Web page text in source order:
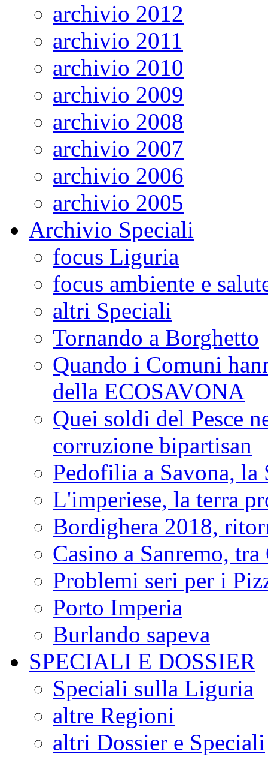
archivio 2012
archivio 2011
archivio 2010
archivio 2009
archivio 2008
archivio 2007
archivio 2006
archivio 2005
Archivio Speciali
focus Liguria
focus ambiente e
altri Speciali
Tornando a Borghetto
Quando i Comuni
della ECOSAVONA
Quei soldi del Pesce
corruzione bipartisan
Pedofilia a Savona, la
L'imperiese, la terra
Bordighera 2018,
Casino a Sanremo,
Problemi seri per i
Porto Imperia
Burlando sapeva
SPECIALI E DOSSIER
Speciali sulla Liguria
altre Regioni
altri Dossier e Speciali